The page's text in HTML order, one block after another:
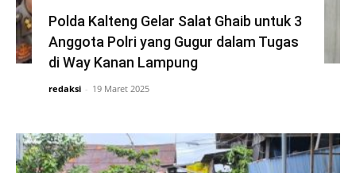
Polda Kalteng Gelar Salat Ghaib untuk 3
Anggota Polri yang Gugur dalam Tugas
di Way Kanan Lampung
redaksi - 19 Maret 2025